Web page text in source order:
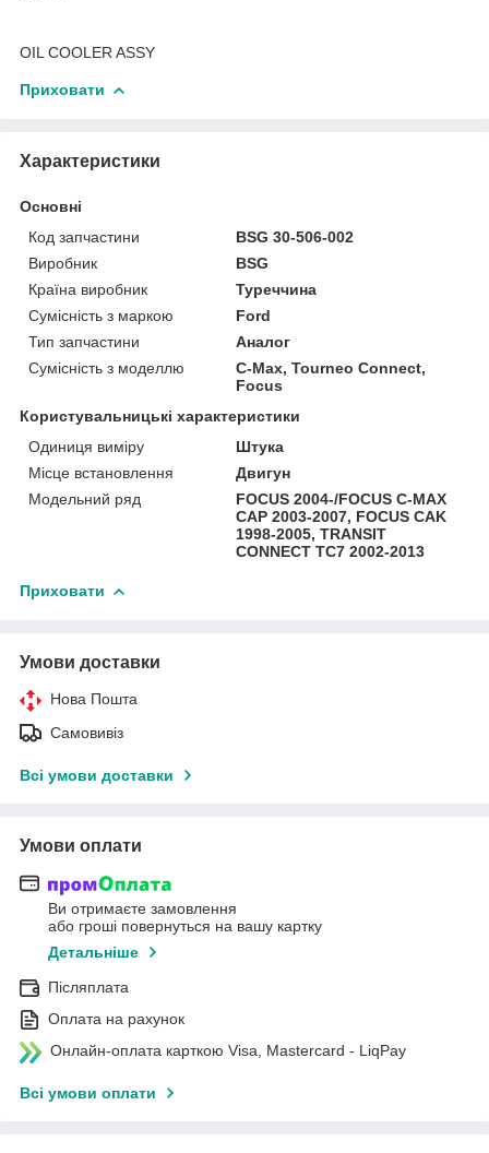
OIL COOLER ASSY
Приховати
Характеристики
Основні
Код запчастини
BSG 30-506-002
Виробник
BSG
Країна виробник
Туреччина
Сумісність з маркою
Ford
Тип запчастини
Аналог
Сумісність з моделлю
C-Max, Tourneo Connect,
Focus
Користувальницькі характеристики
Одиниця виміру
Штука
Місце встановлення
Двигун
Модельний ряд
FOCUS 2004-/FOCUS C-MAX
CAP 2003-2007, FOCUS CAK
1998-2005, TRANSIT
CONNECT TC7 2002-2013
Приховати
Умови доставки
Нова Пошта
Самовивіз
Всі умови доставки
Умови оплати
Ви отримаєте замовлення
або гроші повернуться на вашу картку
Детальніше
Післяплата
Оплата на рахунок
Онлайн-оплата карткою Visa, Mastercard - LiqPay
Всі умови оплати